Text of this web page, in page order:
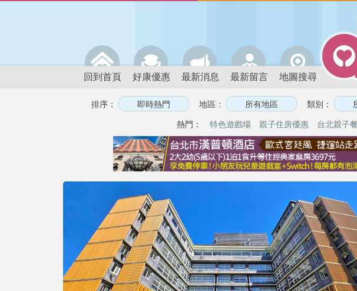
回到首頁 好康優惠 最新消息 最新留言 地圖搜尋
排序： 地區： 類別：
熱門： 特色遊戲場 親子住房優惠 台北親子